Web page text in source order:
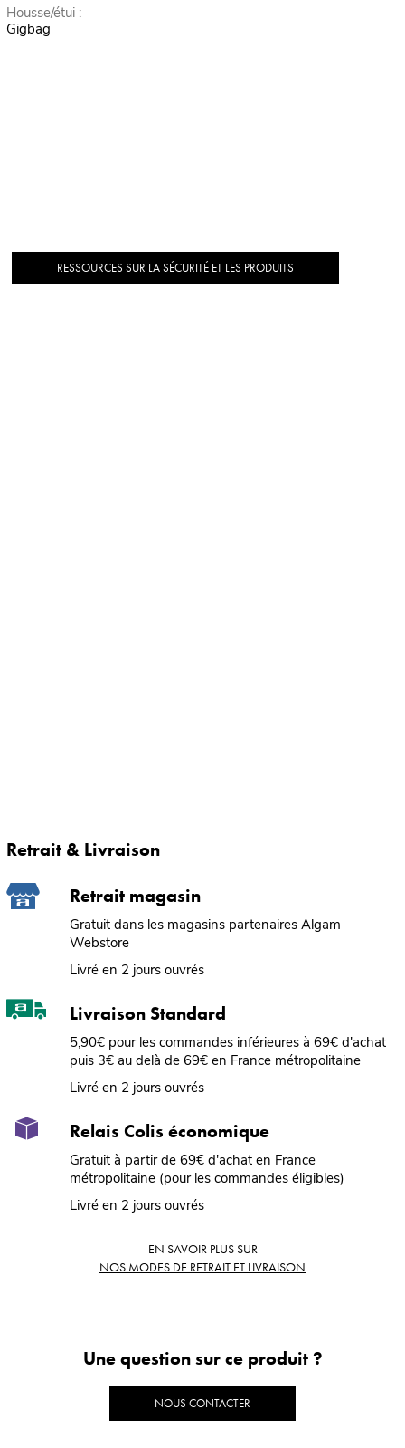
Housse/étui :
Gigbag
RESSOURCES SUR LA SÉCURITÉ ET LES PRODUITS
Retrait & Livraison
Retrait magasin
Gratuit dans les magasins partenaires Algam
Webstore
Livré en 2 jours ouvrés
Livraison Standard
5,90€ pour les commandes inférieures à 69€ d'achat
puis 3€ au delà de 69€ en France métropolitaine
Livré en 2 jours ouvrés
Relais Colis économique
Gratuit à partir de 69€ d'achat en France
métropolitaine (pour les commandes éligibles)
Livré en 2 jours ouvrés
EN SAVOIR PLUS SUR
NOS MODES DE RETRAIT ET LIVRAISON
Une question sur ce produit ?
NOUS CONTACTER